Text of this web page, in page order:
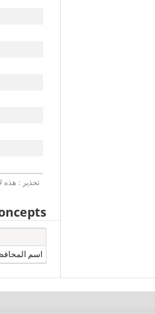
تحذير : هذه
اسم